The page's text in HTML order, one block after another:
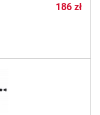
186 zł